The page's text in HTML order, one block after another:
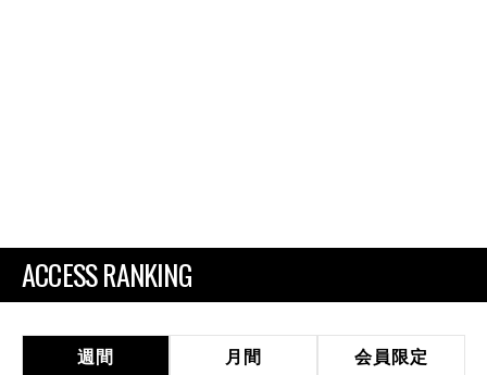
ACCESS RANKING
週間 月間 会員限定